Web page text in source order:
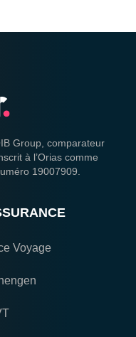
Group, comparateur
à l’Orias comme
19007909.
Voyage